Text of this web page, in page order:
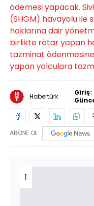
ödemesi yapacak.
(SHGM) havayolu ile
haklarına dair
birlikte rötar yapan
tazminat
yapan yolculara
Habertürk Giriş:
ABONE OL
1